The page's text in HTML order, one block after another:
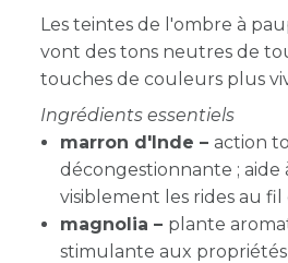
Les teintes de l'ombre à
vont des tons neutres de
touches de couleurs plus
Ingrédients essentiels
marron d'Inde – action
décongestionnante ; aide
visiblement les rides au
magnolia – plante
stimulante aux